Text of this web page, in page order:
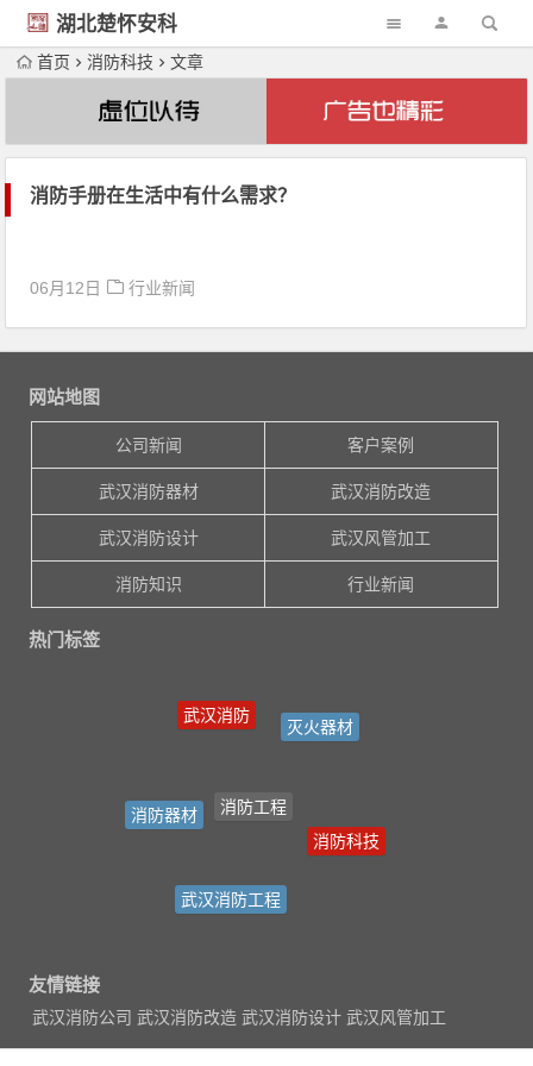
湖北楚怀安科
技首页 消防科技 文章
消防手册在生活中有什么需求？
06月12日 行业新闻
网站地图
公司新闻 客户案例
武汉消防器材 武汉消防改造
武汉消防设计 武汉风管加工
消防知识 行业新闻
热门标签
武汉消防
灭火器材
消防器材
消防工程
消防科技
武汉消防工程
友情链接
武汉消防公司 武汉消防改造 武汉消防设计 武汉风管加工